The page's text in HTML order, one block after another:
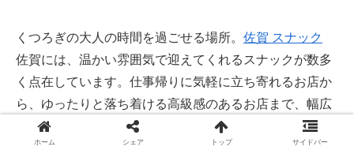
くつろぎの大人の時間を過ごせる場所。 佐賀 スナック
佐賀には、温かい雰囲気で迎えてくれるスナックが数多
く点在しています。仕事帰りに気軽に立ち寄れるお店か
ら、ゆったりと落ち着ける高級感のあるお店まで、幅広
いスタイルがあります。ママやスタッフとの気軽な会話
や、カラオケでの楽しいひとときが魅力。お一人でも、
ホーム シェア トップ サイドバー